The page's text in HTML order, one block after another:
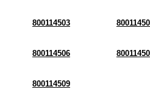
800114503
800114506
800114509